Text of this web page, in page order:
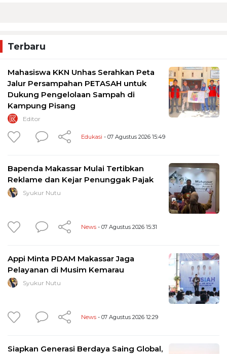
Terbaru
Mahasiswa KKN Unhas Serahkan Peta
Jalur Persampahan PETASAH untuk
Dukung Pengelolaan Sampah di
Kampung Pisang
Editor
Edukasi - 07 Agustus 2026 15:49
Bapenda Makassar Mulai Tertibkan
Reklame dan Kejar Penunggak Pajak
Syukur Nutu
News - 07 Agustus 2026 15:31
Appi Minta PDAM Makassar Jaga
Pelayanan di Musim Kemarau
Syukur Nutu
News - 07 Agustus 2026 12:29
Siapkan Generasi Berdaya Saing Global,